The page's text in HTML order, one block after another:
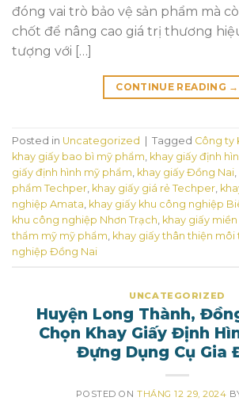
đóng vai trò bảo vệ sản phẩm mà
chốt để nâng cao giá trị thương
tượng với […]
CONTINUE READING →
Posted in Uncategorized Tagged Công ty
khay giấy bao bì mỹ phẩm, khay giấy định
giấy định hình mỹ phẩm, khay giấy Đồng Nai,
phẩm Techper, khay giấy giá rẻ Techper,
nghiệp Amata, khay giấy khu công nghiệp
khu công nghiệp Nhơn Trạch, khay giấy
thẩm mỹ mỹ phẩm, khay giấy thân thiện môi
nghiệp Đồng Nai
UNCATEGORIZED
Huyện Long Thành,
Chọn Khay Giấy Định
Đựng Dụng Cụ Gia
POSTED ON THÁNG 12 29, 2024